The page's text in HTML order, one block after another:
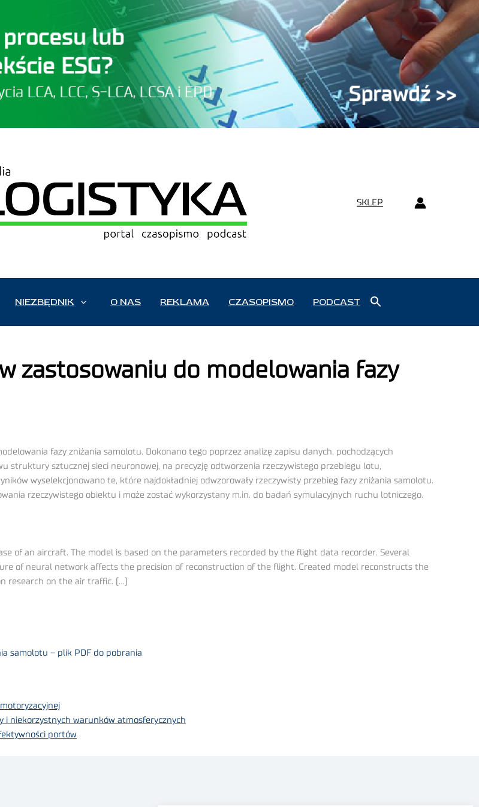
SKLEP
NIEZBĘDNIK O NAS REKLAMA CZASOPISMO PODCAST
zastosowaniu do modelowania fazy
fazy zniżania samolotu. Dokonano tego poprzez analizę zapisu danych, pochodzących
struktury sztucznej sieci neuronowej, na precyzję odtworzenia rzeczywistego przebiegu lotu,
wyselekcjonowano te, które najdokładniej odwzorowały rzeczywisty przebieg fazy zniżania samolotu.
rzeczywistego obiektu i może zostać wykorzystany m.in. do badań symulacyjnych ruchu lotniczego.
of an aircraft. The model is based on the parameters recorded by the flight data recorder. Several
of neural network affects the precision of reconstruction of the flight. Created model reconstructs the
research on the air traffic. (…)
samolotu – plik PDF do pobrania
i niekorzystnych warunków atmosferycznych
portów